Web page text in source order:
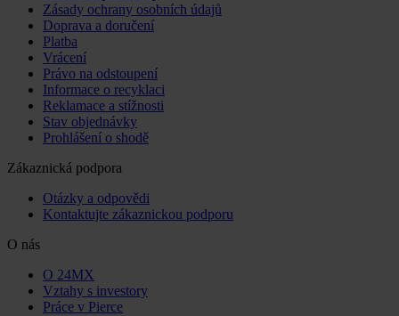
Zásady ochrany osobních údajů
Doprava a doručení
Platba
Vrácení
Právo na odstoupení
Informace o recyklaci
Reklamace a stížnosti
Stav objednávky
Prohlášení o shodě
Zákaznická podpora
Otázky a odpovědi
Kontaktujte zákaznickou podporu
O nás
O 24MX
Vztahy s investory
Práce v Pierce